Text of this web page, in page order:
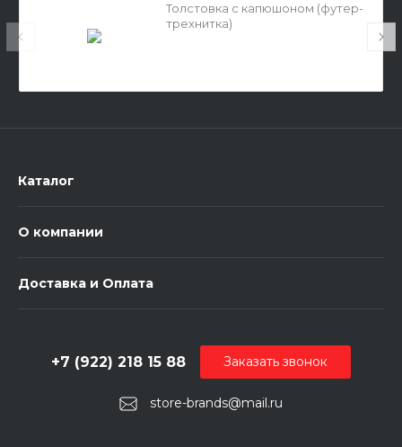
Толстовка с капюшоном (футер-
трехнитка)
Каталог
О компании
Доставка и Оплата
store-brands@mail.ru
+7 (922) 218 15 88 Заказать звонок